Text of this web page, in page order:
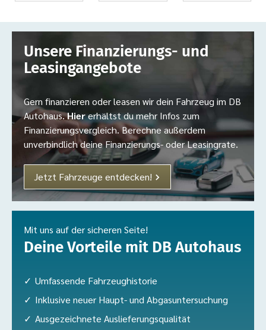
Unsere Finanzierungs- und
Leasingangebote
Gern finanzieren oder leasen wir dein Fahrzeug im DB
Autohaus.Hiererhältst du mehr Infos zum
Finanzierungsvergleich. Berechne außerdem
unverbindlich deine Finanzierungs- oder Leasingrate.
Jetzt Fahrzeuge entdecken!
Mit uns auf der sicheren Seite!
Deine Vorteile mit DB Autohaus
Umfassende Fahrzeughistorie
Inklusive neuer Haupt- und Abgasuntersuchung
Ausgezeichnete Auslieferungsqualität